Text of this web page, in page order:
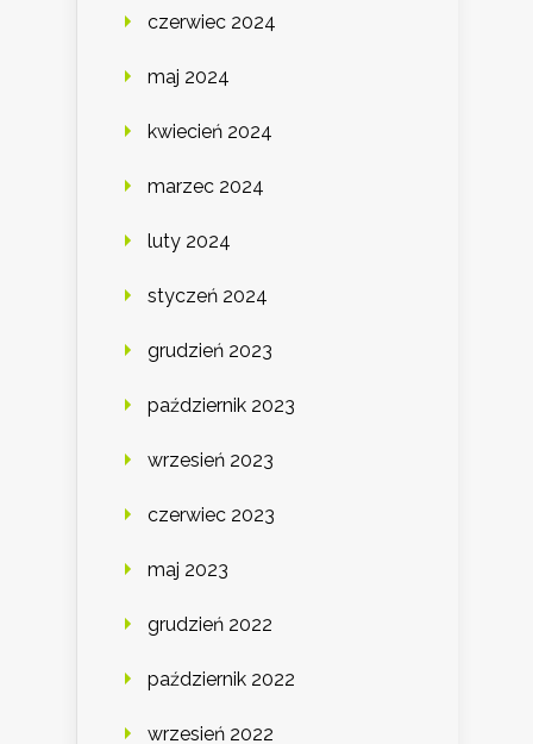
czerwiec 2024
maj 2024
kwiecień 2024
marzec 2024
luty 2024
styczeń 2024
grudzień 2023
październik 2023
wrzesień 2023
czerwiec 2023
maj 2023
grudzień 2022
październik 2022
wrzesień 2022